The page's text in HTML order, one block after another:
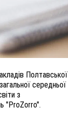
Полтавської
середньої
з
"ProZorro".